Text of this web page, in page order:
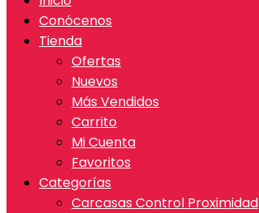
Conócenos
Tienda
Ofertas
Nuevos
Más Vendidos
Carrito
Mi Cuenta
Favoritos
Categorías
Carcasas Control Proximidad